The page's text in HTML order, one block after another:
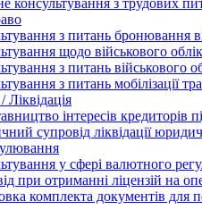
консультування з трудових
з питань бронювання
щодо військового
з питань військового
з питань мобілізації
Ліквідація
інтересів кредиторів
супровід ліквідації
у сфері валютного
при отриманні ліцензій на
комплекта документів